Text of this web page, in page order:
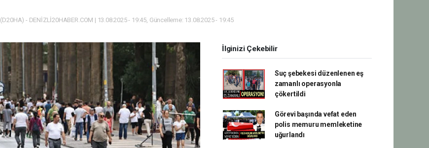
(D20HA) - DENİZLİ20HABER.COM | 13.08.2025 - 19:45, Güncelleme: 13.08.2025 - 19:45
İlginizi Çekebilir
Suç şebekesi düzenlenen eş
zamanlı operasyonla
çökertildi
Görevi başında vefat eden
polis memuru memleketine
uğurlandı